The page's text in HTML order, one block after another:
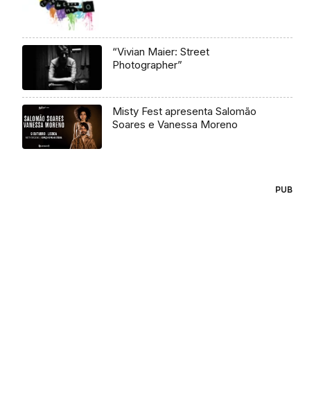
“Vivian Maier: Street
Photographer”
Misty Fest apresenta Salomão
Soares e Vanessa Moreno
PUB